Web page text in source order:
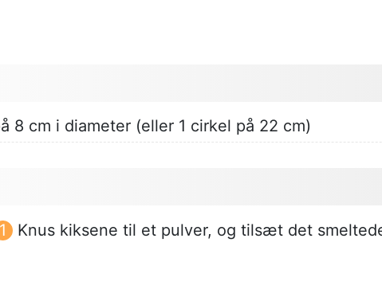
8 cm i diameter (eller 1 cirkel på 22 cm)
Knus kiksene til et pulver, og tilsæt det